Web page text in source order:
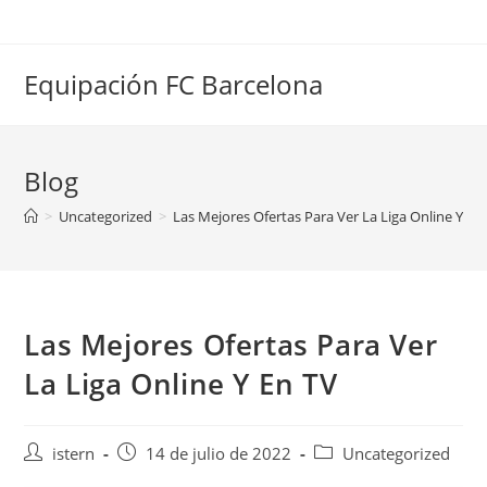
Equipación FC Barcelona
Blog
> Uncategorized > Las Mejores Ofertas Para Ver La Liga Online Y En
Las Mejores Ofertas Para Ver
La Liga Online Y En TV
Autoristern
Publicación
14 de julio de 2022
Categoría
Uncategorized